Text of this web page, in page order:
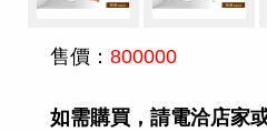
售價： 800000
如需購買，請電洽店家